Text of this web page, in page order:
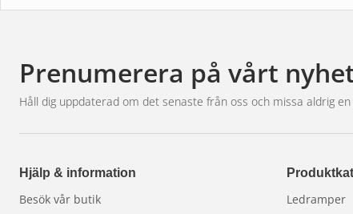
Installation:
Garanti:3 år
Prenumerera på vårt
Håll dig uppdaterad om det senaste från oss och missa aldrig
Hjälp & information
Besök vår butik
Ledramper